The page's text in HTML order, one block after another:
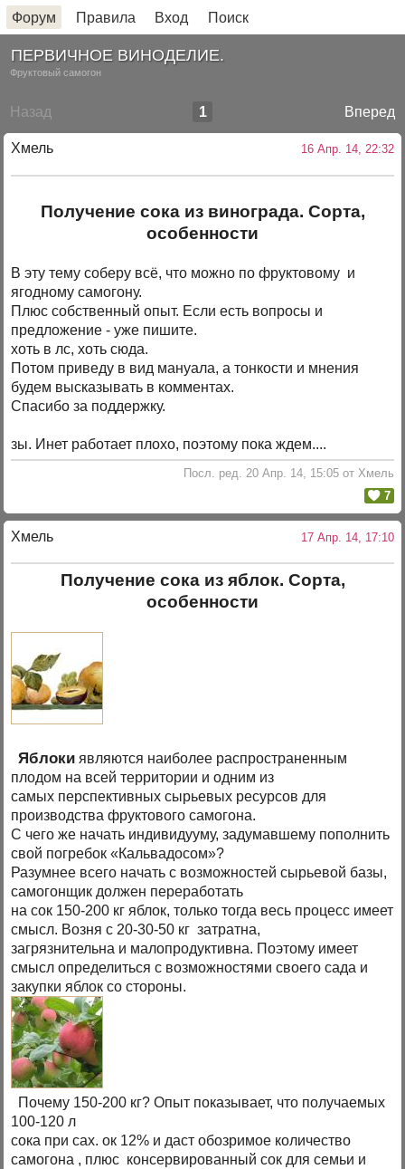
Форум Правила Вход Поиск
ПЕРВИЧНОЕ ВИНОДЕЛИЕ.
Фруктовый самогон
Назад Вперед
1
Хмель 16 Апр. 14, 22:32
Получение сока из винограда. Сорта,
особенности
В эту тему соберу всё, что можно по фруктовому и
ягодному самогону.
Плюс собственный опыт. Если есть вопросы и
предложение - уже пишите.
хоть в лс, хоть сюда.
Потом приведу в вид мануала, а тонкости и мнения
будем высказывать в комментах.
Спасибо за поддержку.
зы. Инет работает плохо, поэтому пока ждем....
Посл. ред. 20 Апр. 14, 15:05 от Хмель
7
Хмель 17 Апр. 14, 17:10
Получение сока из яблок. Сорта,
особенности
Яблоки являются наиболее распространенным
плодом на всей территории и одним из
самых перспективных сырьевых ресурсов для
производства фруктового самогона.
С чего же начать индивидууму, задумавшему пополнить
свой погребок «Кальвадосом»?
Разумнее всего начать с возможностей сырьевой базы,
самогонщик должен переработать
на сок 150-200 кг яблок, только тогда весь процесс имеет
смысл. Возня с 20-30-50 кг затратна,
загрязнительна и малопродуктивна. Поэтому имеет
смысл определиться с возможностями своего сада и
закупки яблок со стороны.
Почему 150-200 кг? Опыт показывает, что получаемых
100-120 л
сока при сах. ок 12% и даст обозримое количество
самогона , плюс консервированный сок для семьи и